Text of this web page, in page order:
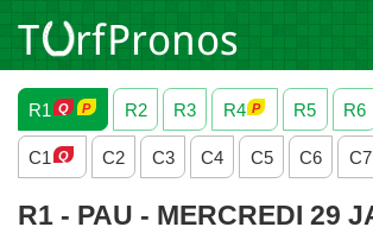
R1
R2 R3 R4 R5 R6
C1 C2 C3 C4 C5 C6 C7